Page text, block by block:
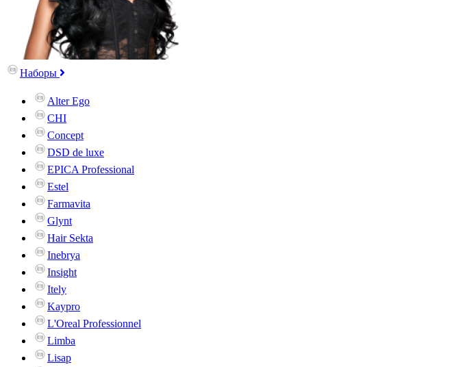
Наборы
Alter Ego
CHI
Concept
DSD de luxe
EPICA Professional
Estel
Farmavita
Glynt
Hair Sekta
Inebrya
Insight
Itely
Kaypro
L'Oreal Professionnel
Limba
Lisap